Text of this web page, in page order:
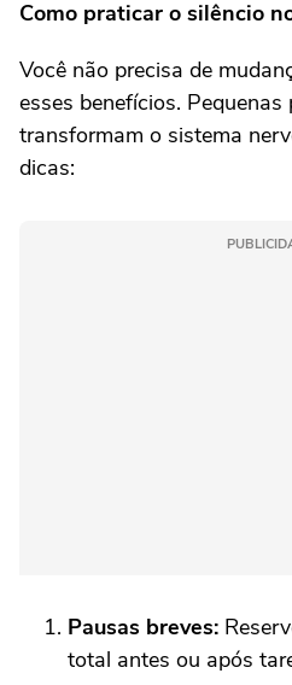
Como praticar o silêncio
Você não precisa de
esses benefícios.
transformam o sistema
dicas:
Pausas breves:
total antes ou após